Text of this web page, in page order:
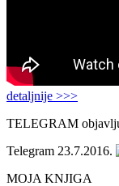
detaljnije >>>
TELEGRAM
Telegram 23.7.2016.
MOJA KNJIGA